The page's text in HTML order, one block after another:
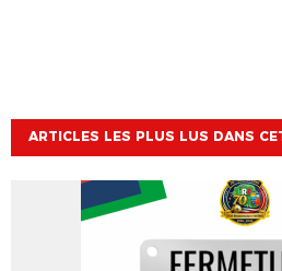
ARTICLES LES PLUS LUS DANS